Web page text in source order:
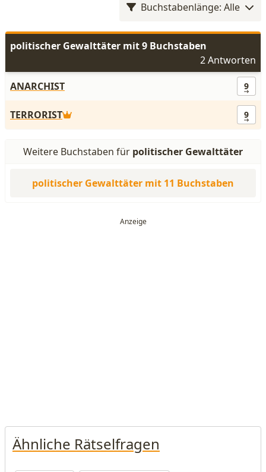
Buchstabenlänge: Alle
politischer Gewalttäter mit 9 Buchstaben
2 Antworten
ANARCHIST
9
TERRORIST 9
Weitere Buchstaben für politischer Gewalttäter
politischer Gewalttäter mit 11 Buchstaben
Ähnliche Rätselfragen